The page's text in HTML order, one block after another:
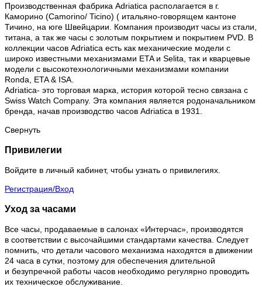
Производственная фабрика Adriatica располагается в г.
Каморино (Camorino/ Ticino) ( итальяно-говорящем кантоне
Тичино, на юге Швейцарии. Компания производит часы из стали,
титана, а так же часы с золотым покрытием и покрытием PVD. В
коллекции часов Adriatica есть как механические модели с
широко известными механизмами ETA и Selita, так и кварцевые
модели с высокотехнологичными механизмами компании
Ronda, ETA & ISA.
Adriatica- это торговая марка, история которой тесно связана с
Swiss Watch Company. Эта компания является родоначальником
бренда, начав производство часов Adriatica в 1931.
Свернуть
Привилегии
Войдите в личный кабинет, чтобы узнать о привилегиях.
Регистрация/Вход
Уход за часами
Все часы, продаваемые в салонах «Интерчас», производятся
в соответствии с высочайшими стандартами качества. Следует
помнить, что детали часового механизма находятся в движении
24 часа в сутки, поэтому для обеспечения длительной
и безупречной работы часов необходимо регулярно проводить
их техническое обслуживание.